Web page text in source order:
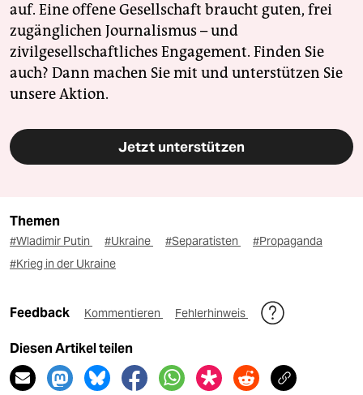
auf. Eine offene Gesellschaft braucht guten, frei
zugänglichen Journalismus – und
zivilgesellschaftliches Engagement. Finden Sie
auch? Dann machen Sie mit und unterstützen Sie
unsere Aktion.
Jetzt unterstützen
Themen
#Wladimir Putin #Ukraine #Separatisten
#Propaganda
#Krieg in der Ukraine
Feedback Kommentieren Fehlerhinweis
Diesen Artikel teilen